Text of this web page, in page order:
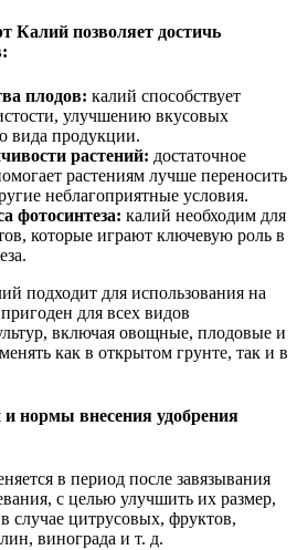
Калий позволяет достичь
плодов: калий способствует
улучшению вкусовых
вида продукции.
растений: достаточное
растениям лучше переносить
неблагоприятные условия.
фотосинтеза: калий необходим для
которые играют ключевую роль в
подходит для использования на
для всех видов
включая овощные, плодовые и
как в открытом грунте, так и в
нормы внесения удобрения
в период после завязывания
с целью улучшить их размер,
случае цитрусовых, фруктов,
винограда и т. д.